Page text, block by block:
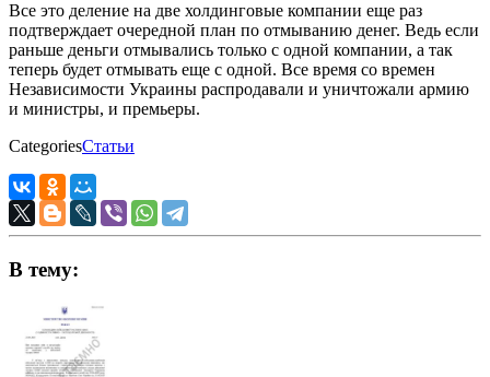
Все это деление на две холдинговые компании еще раз
подтверждает очередной план по отмыванию денег. Ведь если
раньше деньги отмывались только с одной компании, а так
теперь будет отмывать еще с одной. Все время со времен
Независимости Украины распродавали и уничтожали армию
и министры, и премьеры.
CategoriesСтатьи
В тему: